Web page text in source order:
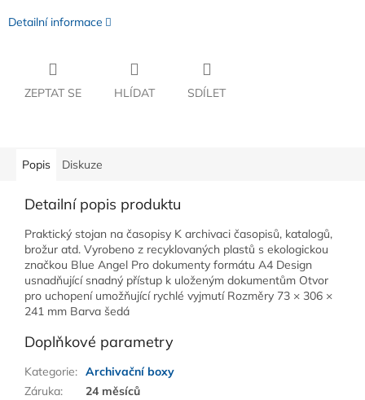
Detailní informace
ZEPTAT SE HLÍDAT SDÍLET
Popis Diskuze
Detailní popis produktu
Praktický stojan na časopisy K archivaci časopisů, katalogů,
brožur atd. Vyrobeno z recyklovaných plastů s ekologickou
značkou Blue Angel Pro dokumenty formátu A4 Design
usnadňující snadný přístup k uloženým dokumentům Otvor
pro uchopení umožňující rychlé vyjmutí Rozměry 73 × 306 ×
241 mm Barva šedá
Doplňkové parametry
Kategorie: Archivační boxy
Záruka: 24 měsíců